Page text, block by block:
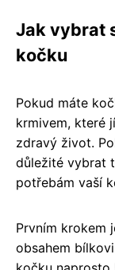
Jak vybrat
kočku
Pokud máte
krmivem, které
zdravý život.
důležité vybrat
potřebám vaší
Prvním krokem
obsahem